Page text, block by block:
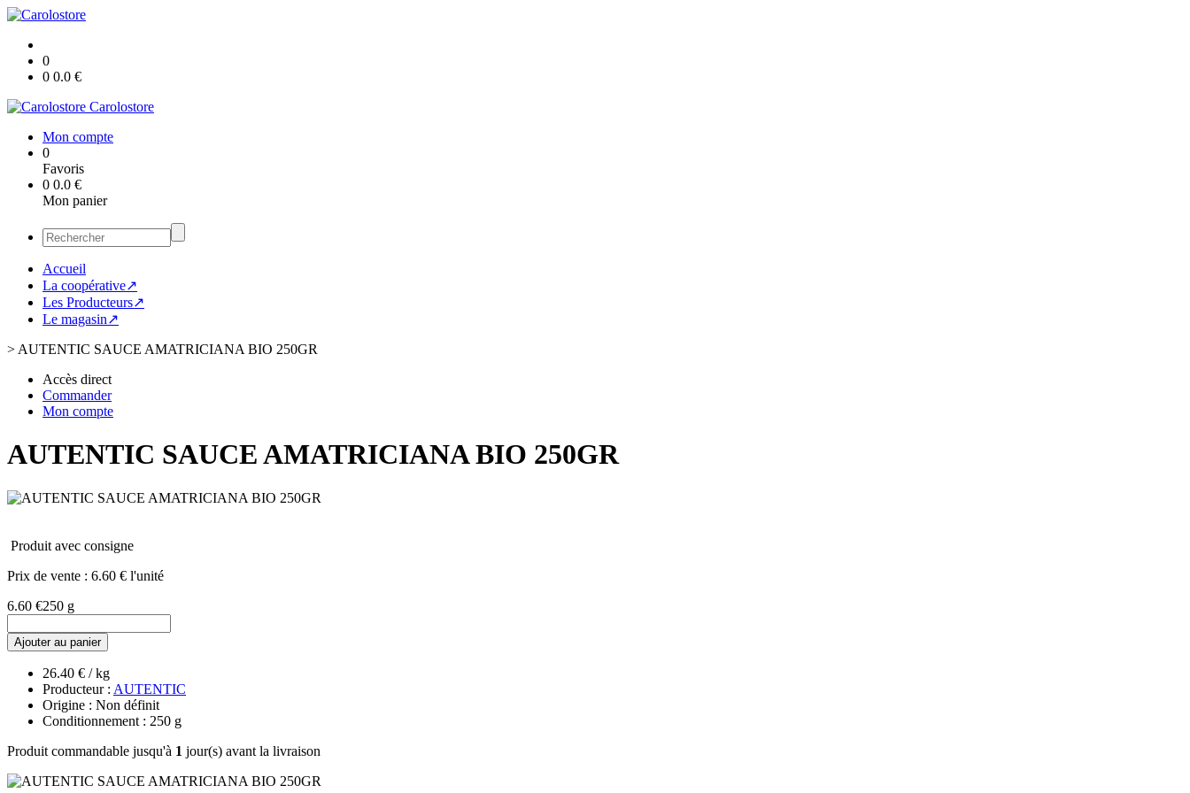
0
0 0.0 €
Carolostore
Mon compte
0
Favoris
0 0.0 €
Mon panier
Accueil
La coopérative↗
Les Producteurs↗
Le magasin↗
> AUTENTIC SAUCE AMATRICIANA BIO 250GR
Accès direct
Commander
Mon compte
AUTENTIC SAUCE AMATRICIANA BIO 250GR
Produit avec consigne
Prix de vente : 6.60 € l'unité
6.60 €250 g
Ajouter au panier
26.40 € / kg
Producteur : AUTENTIC
Origine : Non définit
Conditionnement : 250 g
Produit commandable jusqu'à 1 jour(s) avant la livraison